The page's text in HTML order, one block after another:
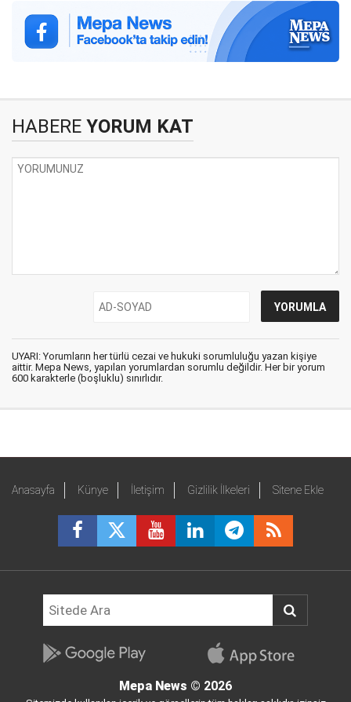
HABERE YORUM KAT
UYARI: Yorumların her türlü cezai ve hukuki sorumluluğu yazan kişiye
aittir. Mepa News, yapılan yorumlardan sorumlu değildir. Her bir yorum
600 karakterle (boşluklu) sınırlıdır.
Anasayfa Künye İletişim Gizlilik İlkeleri Sitene Ekle
Mepa News © 2026